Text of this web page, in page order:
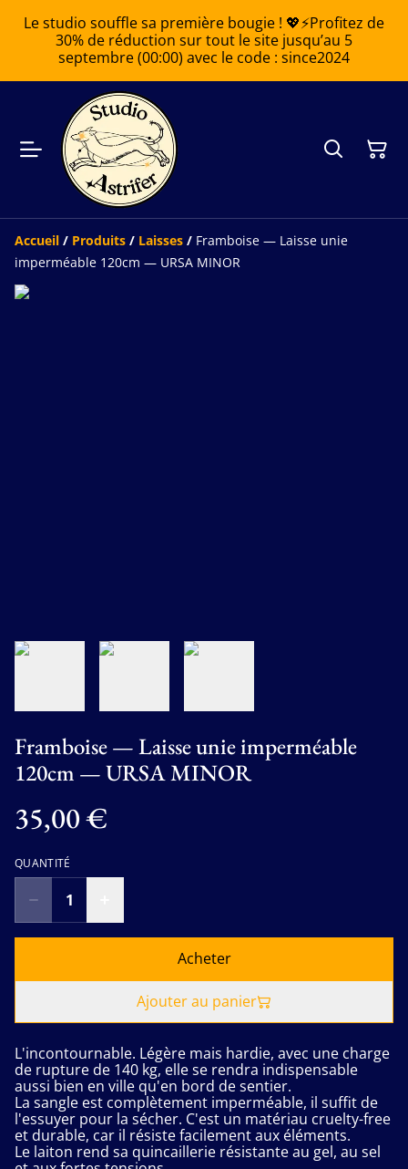
Le studio souffle sa première bougie ! 💖⚡️Profitez de
30% de réduction sur tout le site jusqu’au 5
septembre (00:00) avec le code : since2024
Accueil / Produits / Laisses / Framboise — Laisse unie
imperméable 120cm — URSA MINOR
Framboise — Laisse unie imperméable
120cm — URSA MINOR
35,00 €
QUANTITÉ
Acheter
Ajouter au panier
L'incontournable. Légère mais hardie, avec une charge
de rupture de 140 kg, elle se rendra indispensable
aussi bien en ville qu'en bord de sentier.
La sangle est complètement imperméable, il suffit de
l'essuyer pour la sécher. C'est un matériau cruelty-free
et durable, car il résiste facilement aux éléments.
Le laiton rend sa quincaillerie résistante au gel, au sel